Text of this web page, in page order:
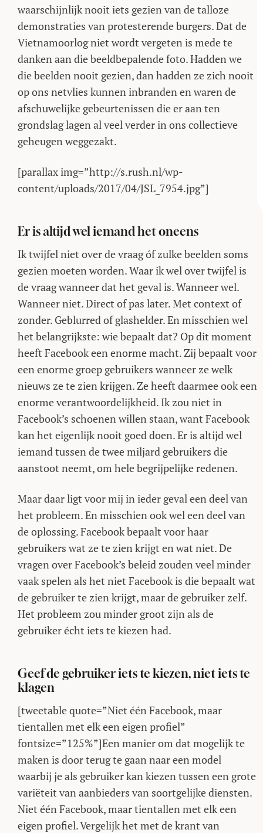
waarschijnlijk nooit iets gezien van de talloze
demonstraties van protesterende burgers. Dat de
Vietnamoorlog niet wordt vergeten is mede te
danken aan die beeldbepalende foto. Hadden we
die beelden nooit gezien, dan hadden ze zich nooit
op ons netvlies kunnen inbranden en waren de
afschuwelijke gebeurtenissen die er aan ten
grondslag lagen al veel verder in ons collectieve
geheugen weggezakt.
[parallax img=”http://s.rush.nl/wp-
content/uploads/2017/04/JSL_7954.jpg”]
Er is altijd wel iemand het oneens
Ik twijfel niet over de vraag óf zulke beelden soms
gezien moeten worden. Waar ik wel over twijfel is
de vraag wanneer dat het geval is. Wanneer wel.
Wanneer niet. Direct of pas later. Met context of
zonder. Geblurred of glashelder. En misschien wel
het belangrijkste: wie bepaalt dat? Op dit moment
heeft Facebook een enorme macht. Zij bepaalt voor
een enorme groep gebruikers wanneer ze welk
nieuws ze te zien krijgen. Ze heeft daarmee ook een
enorme verantwoordelijkheid. Ik zou niet in
Facebook’s schoenen willen staan, want Facebook
kan het eigenlijk nooit goed doen. Er is altijd wel
iemand tussen de twee miljard gebruikers die
aanstoot neemt, om hele begrijpelijke redenen.
Maar daar ligt voor mij in ieder geval een deel van
het probleem. En misschien ook wel een deel van
de oplossing. Facebook bepaalt voor haar
gebruikers wat ze te zien krijgt en wat niet. De
vragen over Facebook’s beleid zouden veel minder
vaak spelen als het niet Facebook is die bepaalt wat
de gebruiker te zien krijgt, maar de gebruiker zelf.
Het probleem zou minder groot zijn als de
gebruiker écht iets te kiezen had.
Geef de gebruiker iets te kiezen, niet iets te
klagen
[tweetable quote=”Niet één Facebook, maar
tientallen met elk een eigen profiel”
fontsize=”125%”]Een manier om dat mogelijk te
maken is door terug te gaan naar een model
waarbij je als gebruiker kan kiezen tussen een grote
variëteit van aanbieders van soortgelijke diensten.
Niet één Facebook, maar tientallen met elk een
eigen profiel. Vergelijk het met de krant van